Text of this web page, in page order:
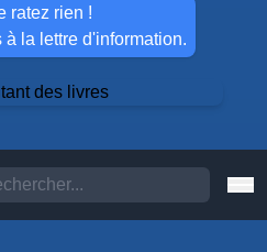
ratez rien !
à la lettre d'information.